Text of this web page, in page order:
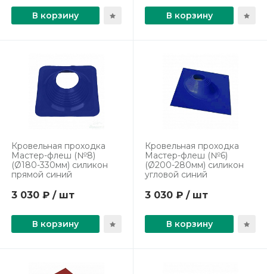
В корзину В корзину
Кровельная проходка
Мастер-флеш (№8)
(Ø180-330мм) силикон
прямой синий
3 030 ₽ / шт
В корзину
Кровельная проходка
Мастер-флеш (№6)
(Ø200-280мм) силикон
угловой синий
3 030 ₽ / шт
В корзину